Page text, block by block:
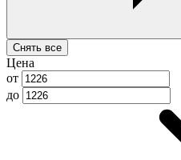
Снять все
Цена
от
до